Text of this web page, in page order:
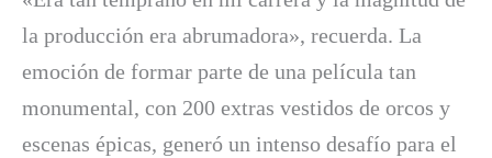
la producción era abrumadora», recuerda. La
emoción de formar parte de una película tan
monumental, con 200 extras vestidos de orcos y
escenas épicas, generó un intenso desafío para el